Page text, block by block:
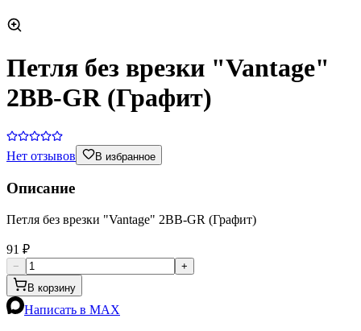
Петля без врезки "Vantage"
2BB-GR (Графит)
Нет отзывов В избранное
Описание
Петля без врезки "Vantage" 2BB-GR (Графит)
91 ₽
−
+
В корзину
Написать в MAX